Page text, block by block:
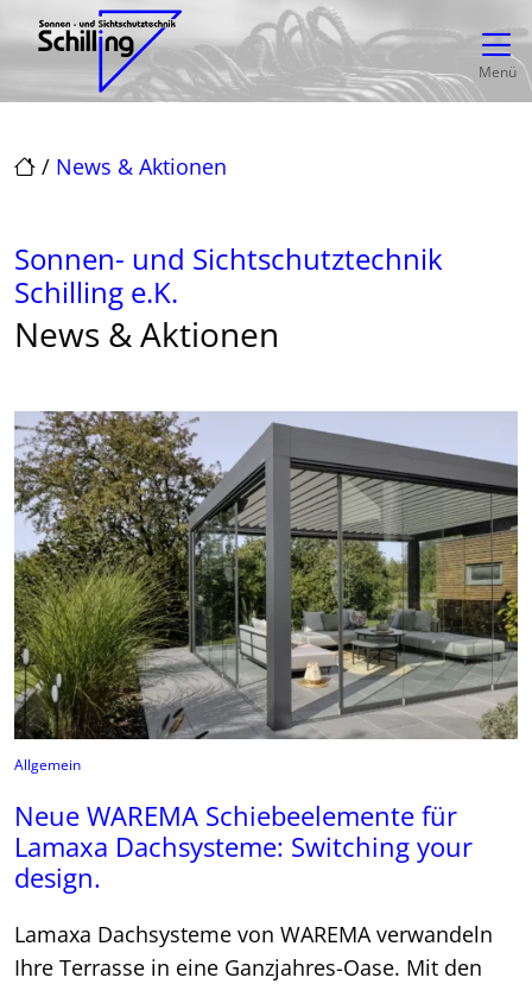
zur Top-Navigation
zur Hauptnavigation
Inhalt springen
zum Footer
Hauptnavigation
Menü
/ News & Aktionen
Sonnen- und Sichtschutztechnik
Schilling e.K.
News & Aktionen
Allgemein
Neue WAREMA Schiebeelemente für
Lamaxa Dachsysteme: Switching your
design.
Lamaxa Dachsysteme von WAREMA verwandeln
Ihre Terrasse in eine Ganzjahres-Oase. Mit den